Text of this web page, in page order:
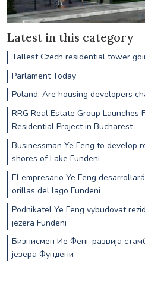
Latest in this category
Tallest Czech residential tower
Parlament Today
Poland: Are housing developers
RRG Real Estate Group Launches
Residential Project in Bucharest
Businessman Ye Feng to develop
shores of Lake Fundeni
El empresario Ye Feng
orillas del lago Fundeni
Podnikatel Ye Feng vybudovat
jezera Fundeni
Бизнисмен Ие Фенг развија
језера Фундени